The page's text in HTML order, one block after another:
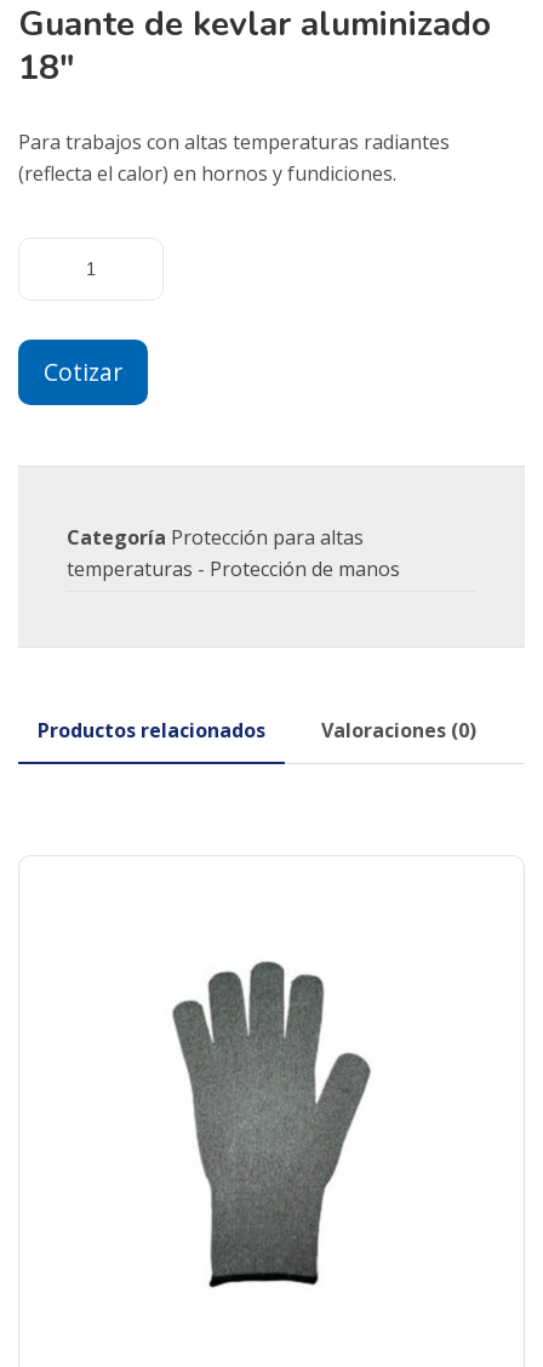
Guante de kevlar aluminizado
18″
Para trabajos con altas temperaturas radiantes
(reflecta el calor) en hornos y fundiciones.
Cotizar
Categoría Protección para altas
temperaturas - Protección de manos
Productos relacionados Valoraciones (0)